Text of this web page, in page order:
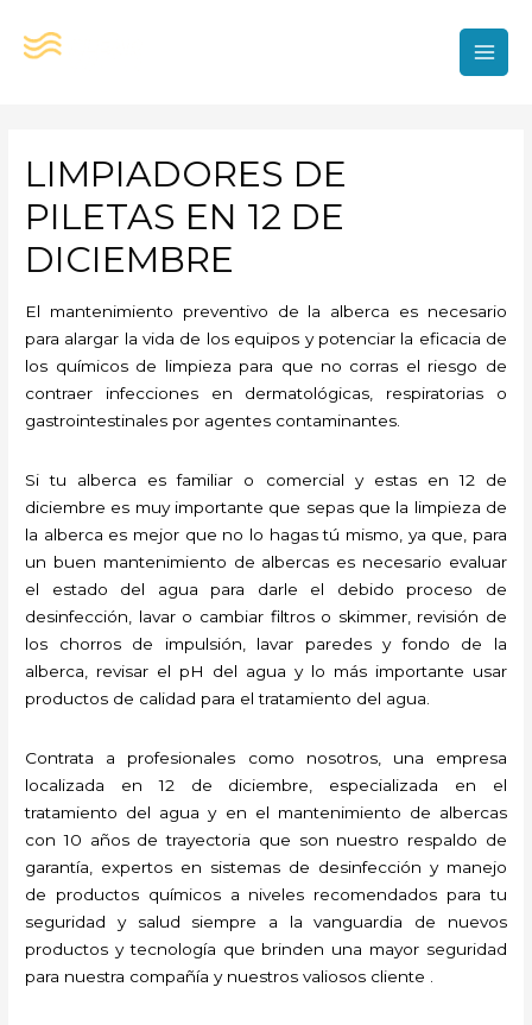
LIMPIADORES DE
PILETAS EN 12 DE
DICIEMBRE
El mantenimiento preventivo de la alberca es necesario
para alargar la vida de los equipos y potenciar la eficacia de
los químicos de limpieza para que no corras el riesgo de
contraer infecciones en dermatológicas, respiratorias o
gastrointestinales por agentes contaminantes.
Si tu alberca es familiar o comercial y estas en 12 de
diciembre es muy importante que sepas que la limpieza de
la alberca es mejor que no lo hagas tú mismo, ya que, para
un buen mantenimiento de albercas es necesario evaluar
el estado del agua para darle el debido proceso de
desinfección, lavar o cambiar filtros o skimmer, revisión de
los chorros de impulsión, lavar paredes y fondo de la
alberca, revisar el pH del agua y lo más importante usar
productos de calidad para el tratamiento del agua.
Contrata a profesionales como nosotros, una empresa
localizada en 12 de diciembre, especializada en el
tratamiento del agua y en el mantenimiento de albercas
con 10 años de trayectoria que son nuestro respaldo de
garantía, expertos en sistemas de desinfección y manejo
de productos químicos a niveles recomendados para tu
seguridad y salud siempre a la vanguardia de nuevos
productos y tecnología que brinden una mayor seguridad
para nuestra compañía y nuestros valiosos cliente .